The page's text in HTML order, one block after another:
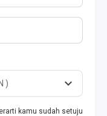
kamu sudah setuju